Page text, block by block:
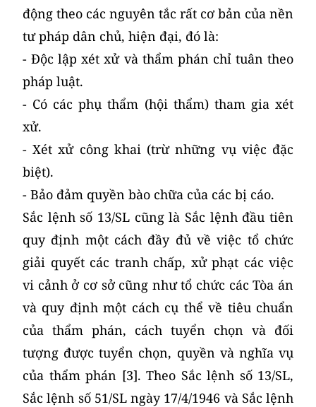
động theo các nguyên tắc rất cơ bản của nền
tư pháp dân chủ, hiện đại, đó là:
- Độc lập xét xử và thẩm phán chỉ tuân theo
pháp luật.
- Có các phụ thẩm (hội thẩm) tham gia xét
xử.
- Xét xử công khai (trừ những vụ việc đặc
biệt).
- Bảo đảm quyền bào chữa của các bị cáo.
Sắc lệnh số 13/SL cũng là Sắc lệnh đầu tiên
quy định một cách đầy đủ về việc tổ chức
giải quyết các tranh chấp, xử phạt các việc
vi cảnh ở cơ sở cũng như tổ chức các Tòa án
và quy định một cách cụ thể về tiêu chuẩn
của thẩm phán, cách tuyển chọn và đối
tượng được tuyển chọn, quyền và nghĩa vụ
của thẩm phán [3]. Theo Sắc lệnh số 13/SL,
Sắc lệnh số 51/SL ngày 17/4/1946 và Sắc lệnh